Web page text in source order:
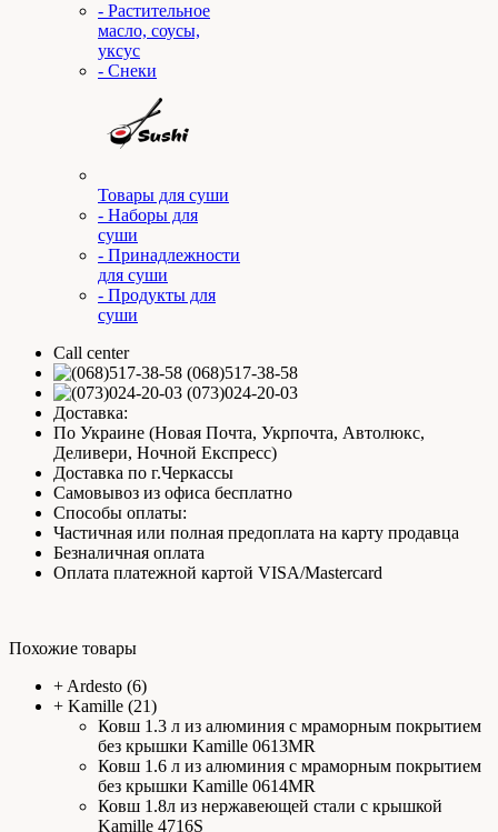
- Растительное
масло, соусы,
уксус
- Снеки
Товары для суши
- Наборы для
суши
- Принадлежности
для суши
- Продукты для
суши
Call center
(068)517-38-58
(073)024-20-03
Доставка:
По Украине (Новая Почта, Укрпочта, Автолюкс,
Деливери, Ночной Експресс)
Доставка по г.Черкассы
Самовывоз из офиса бесплатно
Способы оплаты:
Частичная или полная предоплата на карту продавца
Безналичная оплата
Оплата платежной картой VISA/Mastercard
Похожие товары
+ Ardesto (6)
+ Kamille (21)
Ковш 1.3 л из алюминия с мраморным покрытием
без крышки Kamille 0613MR
Ковш 1.6 л из алюминия с мраморным покрытием
без крышки Kamille 0614MR
Ковш 1.8л из нержавеющей стали с крышкой
Kamille 4716S